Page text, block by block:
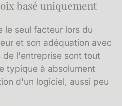
basé uniquement
le seul facteur lors du
et son adéquation avec
de l'entreprise sont tout
typique à absolument
d'un logiciel, aussi peu